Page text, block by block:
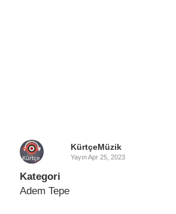
KürtçeMüzik
YayınApr 25, 2023
Kategori
Adem Tepe